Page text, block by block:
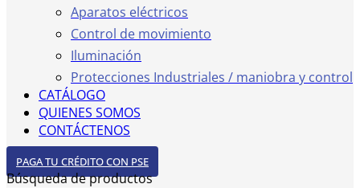
Aparatos eléctricos
Control de movimiento
Iluminación
Protecciones Industriales / maniobra y control
CATÁLOGO
QUIENES SOMOS
CONTÁCTENOS
PAGA TU CRÉDITO CON PSE
Búsqueda de productos